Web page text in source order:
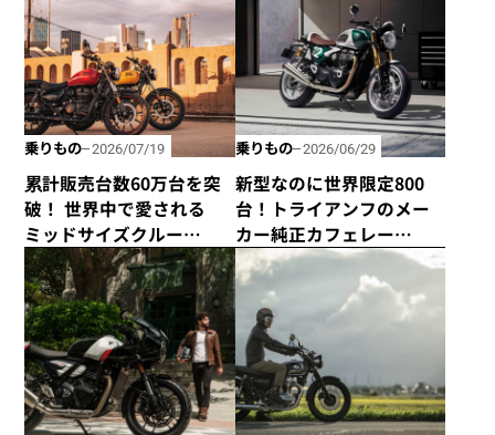
乗りもの 2026/07/19
累計販売台数60万台を突
破！ 世界中で愛される
ミッドサイズクルー
ザー、ROYAL
ENFIELD「METEOR
350」
乗りもの 2026/06/29
新型なのに世界限定800
台！トライアンフのメー
カー純正カフェレー
サー、「Speed Twin
1200 Cafe Racer
Edition」がヤバすぎるっ
て！